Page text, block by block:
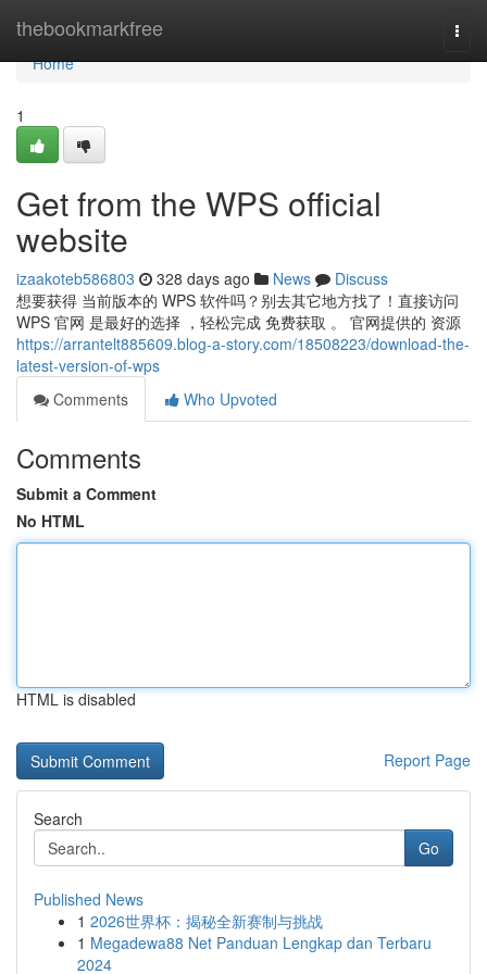
thebookmarkfree
Home
Home
1
Get from the WPS official
website
izaakoteb586803 328 days ago News
Discuss
想要获得 当前版本的 WPS 软件吗？别去其它地方找了！直接访问
WPS 官网 是最好的选择 ，轻松完成 免费获取 。 官网提供的 资源
https://arrantelt885609.blog-a-story.com/18508223/download-the-
latest-version-of-wps
Comments
Who Upvoted
Comments
Submit a Comment
No HTML
HTML is disabled
Report Page
Search
Go
Published News
1 2026世界杯：揭秘全新赛制与挑战
1 Megadewa88 Net Panduan Lengkap dan Terbaru
2024